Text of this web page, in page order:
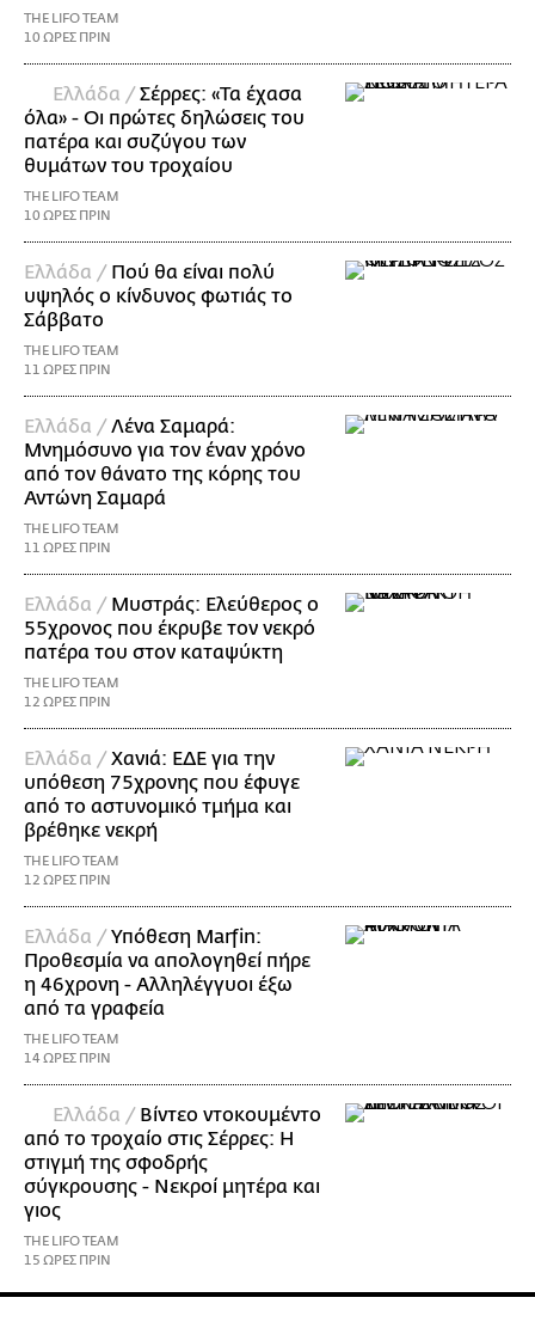
THE LIFO TEAM
10 ΩΡΕΣ ΠΡΙΝ
Ελλάδα /Σέρρες: «Τα έχασα
όλα» - Οι πρώτες δηλώσεις του
πατέρα και συζύγου των
θυμάτων του τροχαίου
THE LIFO TEAM
10 ΩΡΕΣ ΠΡΙΝ
Ελλάδα / Πού θα είναι πολύ
υψηλός ο κίνδυνος φωτιάς το
Σάββατο
THE LIFO TEAM
11 ΩΡΕΣ ΠΡΙΝ
Ελλάδα /Λένα Σαμαρά:
Μνημόσυνο για τον έναν χρόνο
από τον θάνατο της κόρης του
Αντώνη Σαμαρά
THE LIFO TEAM
11 ΩΡΕΣ ΠΡΙΝ
Ελλάδα / Μυστράς: Ελεύθερος ο
55χρονος που έκρυβε τον νεκρό
πατέρα του στον καταψύκτη
THE LIFO TEAM
12 ΩΡΕΣ ΠΡΙΝ
Ελλάδα /Χανιά: ΕΔΕ για την
υπόθεση 75χρονης που έφυγε
από το αστυνομικό τμήμα και
βρέθηκε νεκρή
THE LIFO TEAM
12 ΩΡΕΣ ΠΡΙΝ
Ελλάδα /Υπόθεση Marfin:
Προθεσμία να απολογηθεί πήρε
η 46χρονη - Αλληλέγγυοι έξω
από τα γραφεία
THE LIFO TEAM
14 ΩΡΕΣ ΠΡΙΝ
Ελλάδα / Βίντεο ντοκουμέντο
από το τροχαίο στις Σέρρες: Η
στιγμή της σφοδρής
σύγκρουσης - Νεκροί μητέρα και
γιος
THE LIFO TEAM
15 ΩΡΕΣ ΠΡΙΝ